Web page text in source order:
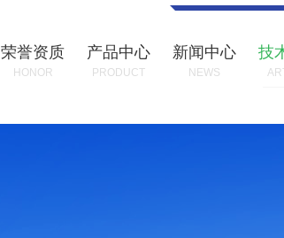
荣誉资质
HONOR
产品中心
PRODUCT
新闻中心
NEWS
技